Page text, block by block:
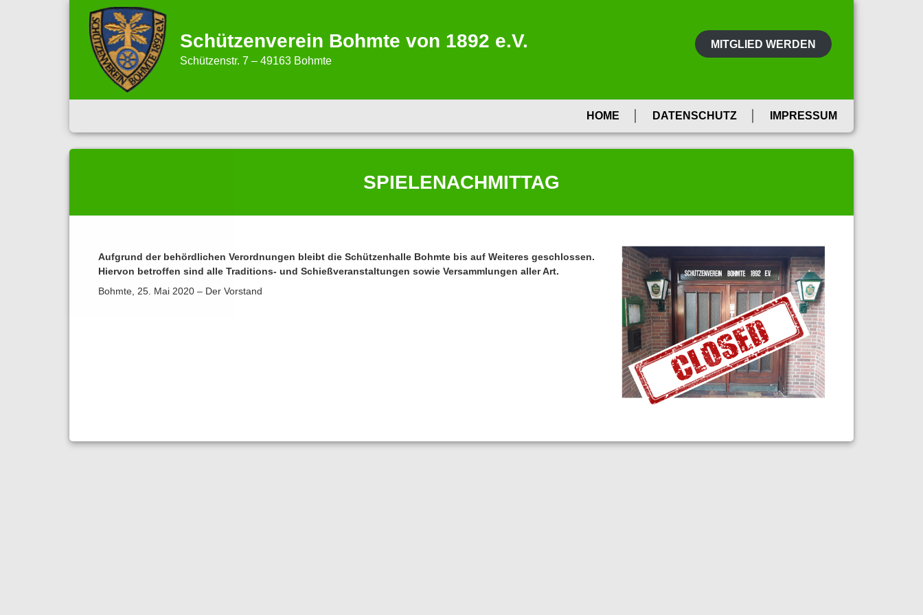
Schützenverein Bohmte von 1892 e.V.
Schützenstr. 7 – 49163 Bohmte
MITGLIED WERDEN
IMPRESSUM
DATENSCHUTZ
HOME
SPIELENACHMITTAG
Aufgrund der behördlichen Verordnungen bleibt die Schützenhalle Bohmte bis auf Weiteres geschlossen.
Hiervon betroffen sind alle Traditions- und Schießveranstaltungen sowie Versammlungen aller Art.
Bohmte, 25. Mai 2020 – Der Vorstand